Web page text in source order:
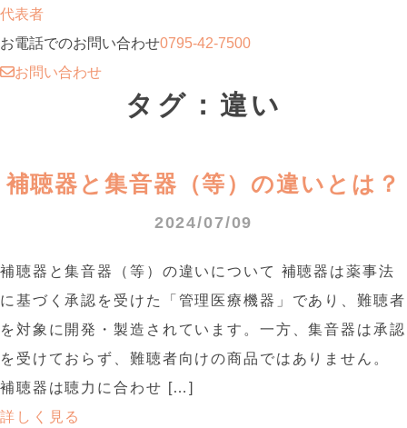
代表者
お電話でのお問い合わせ0795-42-7500
お問い合わせ
タグ：違い
補聴器と集音器（等）の違いとは？
2024/07/09
補聴器と集音器（等）の違いについて 補聴器は薬事法
に基づく承認を受けた「管理医療機器」であり、難聴者
を対象に開発・製造されています。一方、集音器は承認
を受けておらず、難聴者向けの商品ではありません。
補聴器は聴力に合わせ […]
詳しく見る